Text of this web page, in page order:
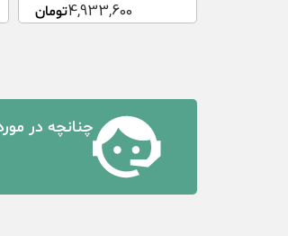
4,933,600تومان
چنانچه در